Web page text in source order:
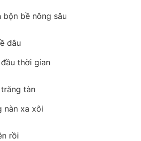
bề nông sâu
đâu
thời gian
tàn
nàn xa xôi
rồi